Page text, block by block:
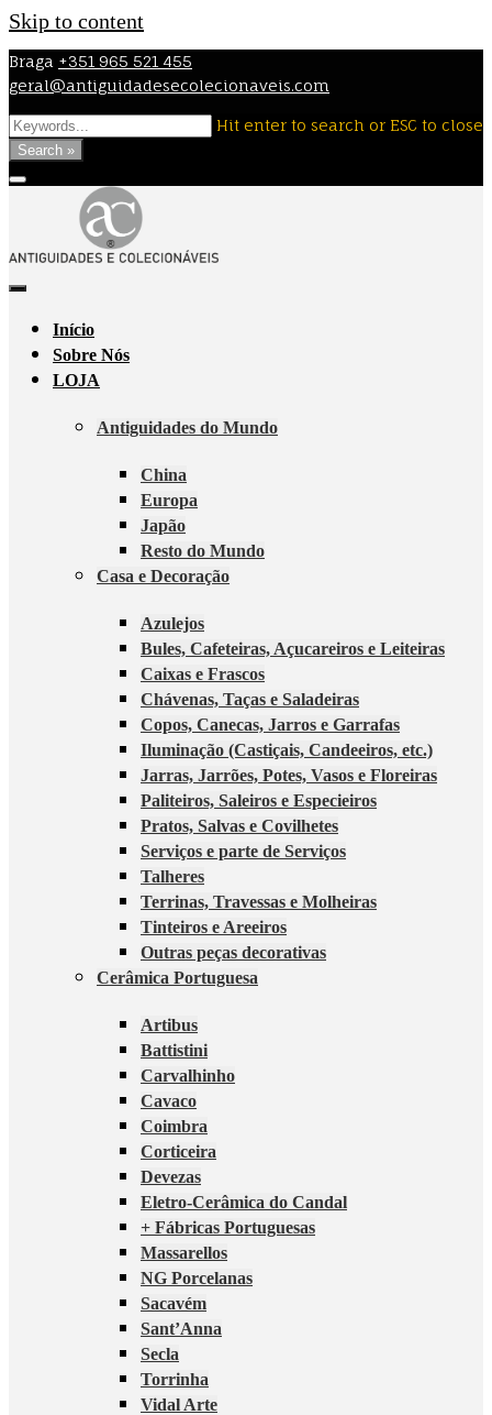
Skip to content
Braga +351 965 521 455
geral@antiguidadesecolecionaveis.com
Hit enter to search or ESC to close
Search »
Início
Sobre Nós
LOJA
Antiguidades do Mundo
China
Europa
Japão
Resto do Mundo
Casa e Decoração
Azulejos
Bules, Cafeteiras, Açucareiros e Leiteiras
Caixas e Frascos
Chávenas, Taças e Saladeiras
Copos, Canecas, Jarros e Garrafas
Iluminação (Castiçais, Candeeiros, etc.)
Jarras, Jarrões, Potes, Vasos e Floreiras
Paliteiros, Saleiros e Especieiros
Pratos, Salvas e Covilhetes
Serviços e parte de Serviços
Talheres
Terrinas, Travessas e Molheiras
Tinteiros e Areeiros
Outras peças decorativas
Cerâmica Portuguesa
Artibus
Battistini
Carvalhinho
Cavaco
Coimbra
Corticeira
Devezas
Eletro-Cerâmica do Candal
+ Fábricas Portuguesas
Massarellos
NG Porcelanas
Sacavém
Sant’Anna
Secla
Torrinha
Vidal Arte